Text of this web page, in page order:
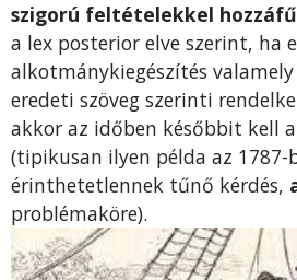
szigorú feltételekkel
a lex posterior elve szerint, ha
alkotmánykiegészítés
eredeti szöveg szerinti
akkor az időben későbbit kell
(tipikusan ilyen példa az 1787-
érinthetetlennek tűnő kérdés,
problémaköre).